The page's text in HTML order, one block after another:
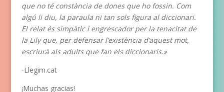
que no té constància de dones que ho fossin. Com
algú li diu, la paraula ni tan sols figura al diccionari.
El relat és simpàtic i engrescador per la tenacitat de
la Lily que, per defensar l’existència d’aquest mot,
escriurà als adults que fan els diccionaris.»
-Llegim.cat
¡Muchas gracias!